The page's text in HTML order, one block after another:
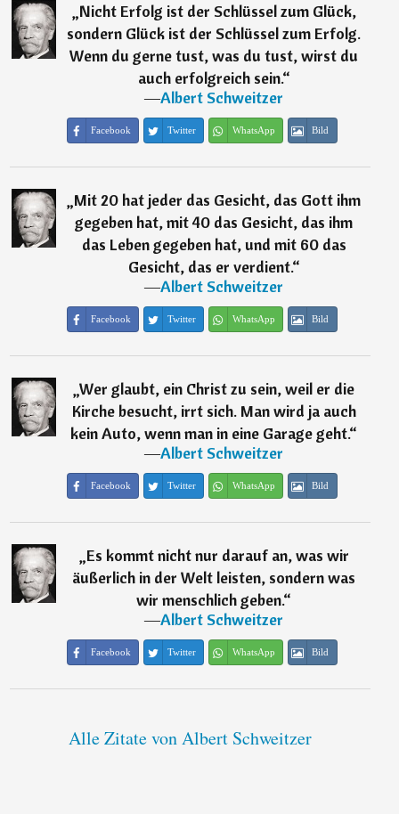
„Nicht Erfolg ist der Schlüssel zum Glück,
sondern Glück ist der Schlüssel zum Erfolg.
Wenn du gerne tust, was du tust, wirst du
auch erfolgreich sein.“
―Albert Schweitzer
Facebook Twitter WhatsApp Bild
„Mit 20 hat jeder das Gesicht, das Gott ihm
gegeben hat, mit 40 das Gesicht, das ihm
das Leben gegeben hat, und mit 60 das
Gesicht, das er verdient.“
―Albert Schweitzer
Facebook Twitter WhatsApp Bild
„Wer glaubt, ein Christ zu sein, weil er die
Kirche besucht, irrt sich. Man wird ja auch
kein Auto, wenn man in eine Garage geht.“
―Albert Schweitzer
Facebook Twitter WhatsApp Bild
„Es kommt nicht nur darauf an, was wir
äußerlich in der Welt leisten, sondern was
wir menschlich geben.“
―Albert Schweitzer
Facebook Twitter WhatsApp Bild
Alle Zitate von Albert Schweitzer